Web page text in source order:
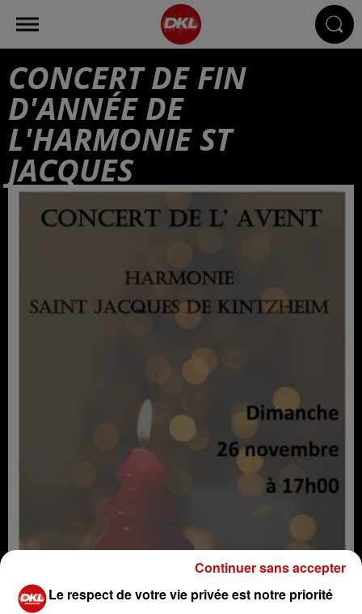
CONCERT DE FIN
D'ANNÉE DE
L'HARMONIE ST
JACQUES
Le respect de votre vie privée est notre priorité
Continuer sans accepter